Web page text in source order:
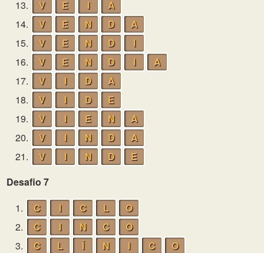
13. V E I
A
14.
V E N D
A
15.
V E N D
I
16.
V E N D I
A
17.
V I D
A
18.
V I D
E
19.
V I E N
A
20.
V I N D
A
21.
V I N D
E
Desafio 7
1.
C I C L
O
2.
C I N C
O
3.
C L Í N I C
O